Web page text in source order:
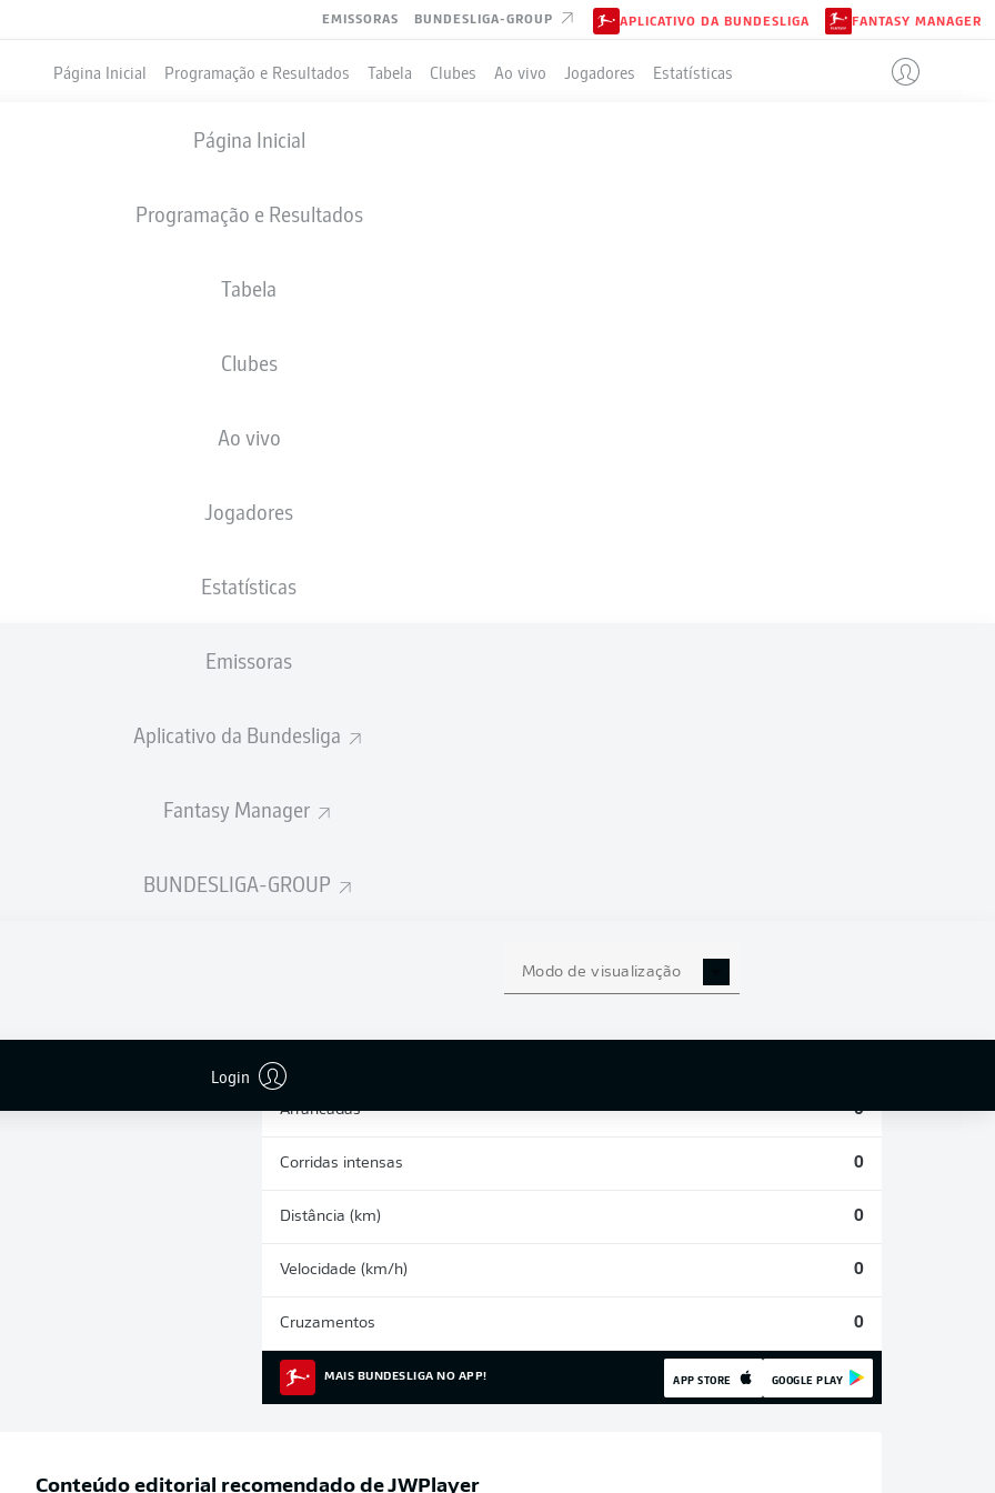
EMISSORAS BUNDESLIGA-GROUP APLICATIVO DA BUNDESLIGA FANTASY MANAGER
Página Inicial Programação e Resultados Tabela Clubes Ao vivo Jogadores Estatísticas
Página Inicial
Programação e Resultados
Tabela
Clubes
Ao vivo
Jogadores
Estatísticas
Emissoras
Aplicativo da Bundesliga
Fantasy Manager
BUNDESLIGA-GROUP
Modo de visualização
Login
19.11.2004
DA TEMPORADA 2019/2020
Arrancadas 0
Corridas intensas 0
Distância (km) 0
Velocidade (km/h) 0
Cruzamentos 0
MAIS BUNDESLIGA NO APP! APP STORE GOOGLE PLAY
Conteúdo editorial recomendado deJWPlayer